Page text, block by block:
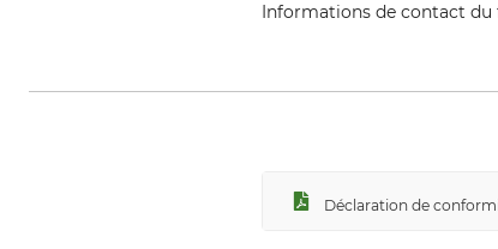
Informations de contact du
Déclaration de